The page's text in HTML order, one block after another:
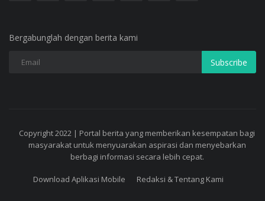
Bergabunglah dengan berita kami
Subscribe
Copyright 2022 | Portal berita yang memberikan kesempatan bagi
masyarakat untuk menyuarakan aspirasi dan menyebarkan
berbagi informasi secara lebih cepat.
Download Aplikasi Mobile Redaksi & Tentang Kami